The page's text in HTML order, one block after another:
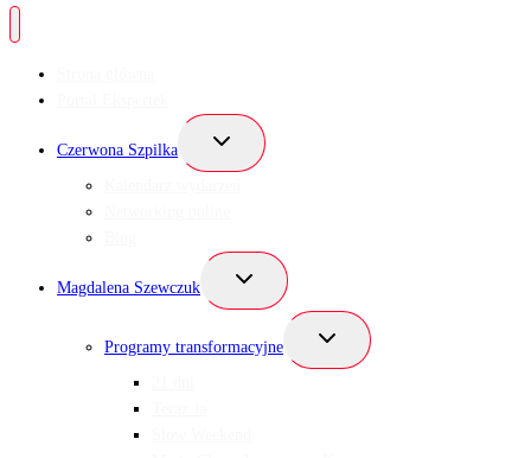
Czerwona Szpilka
Przełącz
podrzędne
Magdalena Szewczuk
Przełącz
podrzędne
Programy transformacyjne
Przełącz
podrzędne